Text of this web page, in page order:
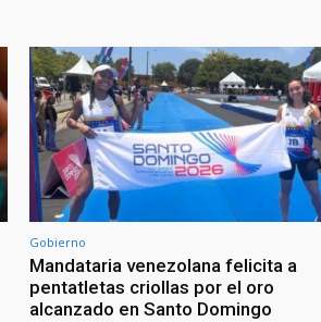
Gobierno
Mandataria venezolana felicita a
pentatletas criollas por el oro
alcanzado en Santo Domingo